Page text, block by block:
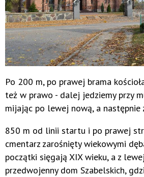
Po 200 m, po prawej brama
też w prawo - dalej jedziemy przy
mijając po lewej nową, a następnie
850 m od linii startu i po prawej
cmentarz zarośnięty wiekowymi
początki sięgają XIX wieku, a z
przedwojenny dom Szabelskich,